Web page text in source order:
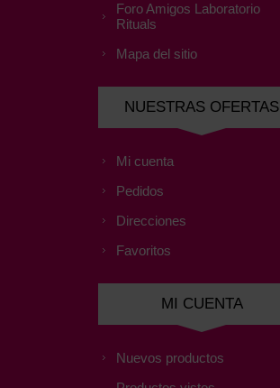
Foro Amigos Laboratorio
Rituals
Mapa del sitio
NUESTRAS OFERTAS
Mi cuenta
Pedidos
Direcciones
Favoritos
MI CUENTA
Nuevos productos